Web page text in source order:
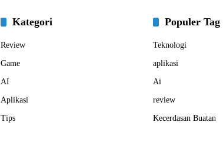
Kategori
Review
Game
AI
Aplikasi
Tips
Populer Tag
Teknologi
aplikasi
Ai
review
Kecerdasan Buatan